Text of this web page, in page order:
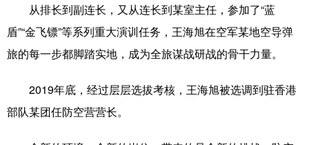
Русский язык 日本語 한국어
Deutsch Português
从排长到副连长，又从连长到某室主任，参加了“蓝
盾”“金飞镖”等系列重大演训任务，王海旭在空军某地空导弹
旅的每一步都脚踏实地，成为全旅谋战研战的骨干力量。
2019年底，经过层层选拔考核，王海旭被选调到驻香港
部队某团任防空营营长。